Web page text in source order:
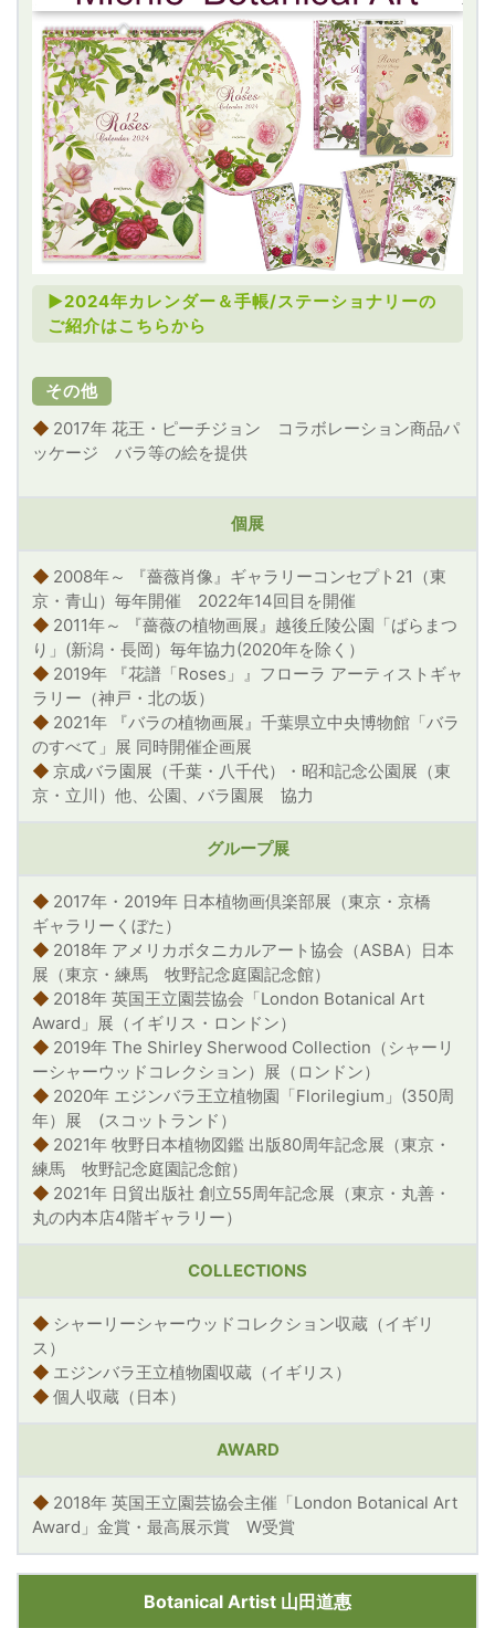
►2024年カレンダー＆手帳/ステーショナリーの
ご紹介はこちらから
その他
◆ 2017年 花王・ピーチジョン コラボレーション商品パ
ッケージ バラ等の絵を提供
個展
◆ 2008年～ 『薔薇肖像』ギャラリーコンセプト21（東
京・青山）毎年開催 2022年14回目を開催
◆ 2011年～ 『薔薇の植物画展』越後丘陵公園「ばらまつ
り」(新潟・長岡）毎年協力(2020年を除く）
◆ 2019年 『花譜「Roses」』フローラ アーティストギャ
ラリー（神戸・北の坂）
◆ 2021年 『バラの植物画展』千葉県立中央博物館「バラ
のすべて」展 同時開催企画展
◆ 京成バラ園展（千葉・八千代）・昭和記念公園展（東
京・立川）他、公園、バラ園展 協力
グループ展
◆ 2017年・2019年 日本植物画倶楽部展（東京・京橋
ギャラリーくぼた）
◆ 2018年 アメリカボタニカルアート協会（ASBA）日本
展（東京・練馬 牧野記念庭園記念館）
◆ 2018年 英国王立園芸協会「London Botanical Art
Award」展（イギリス・ロンドン）
◆ 2019年 The Shirley Sherwood Collection（シャーリ
ーシャーウッドコレクション）展（ロンドン）
◆ 2020年 エジンバラ王立植物園「Florilegium」(350周
年）展 (スコットランド）
◆ 2021年 牧野日本植物図鑑 出版80周年記念展（東京・
練馬 牧野記念庭園記念館）
◆ 2021年 日貿出版社 創立55周年記念展（東京・丸善・
丸の内本店4階ギャラリー）
COLLECTIONS
◆ シャーリーシャーウッドコレクション収蔵（イギリ
ス）
◆ エジンバラ王立植物園収蔵（イギリス）
◆ 個人収蔵（日本）
AWARD
◆ 2018年 英国王立園芸協会主催「London Botanical Art
Award」金賞・最高展示賞 W受賞
Botanical Artist 山田道惠